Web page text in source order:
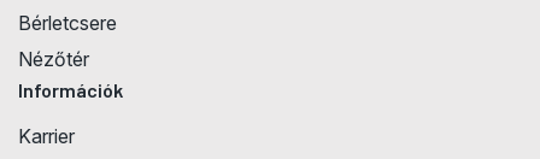
Bérletcsere
Nézőtér
Információk
Karrier